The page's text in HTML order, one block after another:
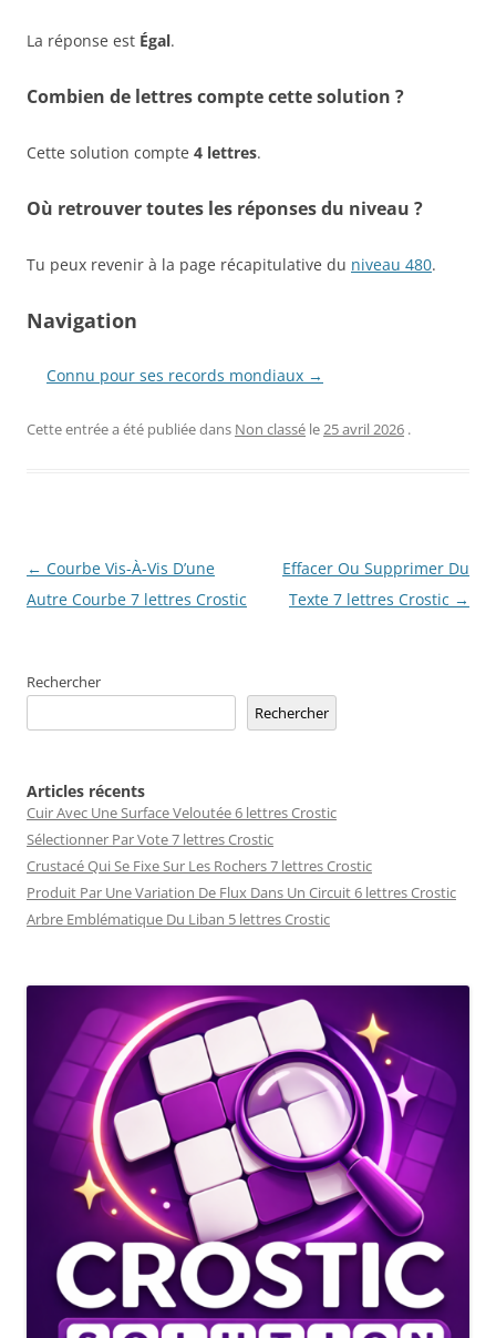
La réponse est Égal.
Combien de lettres compte cette solution ?
Cette solution compte 4 lettres.
Où retrouver toutes les réponses du niveau ?
Tu peux revenir à la page récapitulative du niveau 480.
Navigation
Connu pour ses records mondiaux →
Cette entrée a été publiée dans Non classé le25 avril 2026 .
Navigation
des
← Courbe Vis-À-Vis D’une
Autre Courbe 7 lettres Crostic
Effacer Ou Supprimer Du
Texte 7 lettres Crostic →
Rechercher
Rechercher
Articles récents
Cuir Avec Une Surface Veloutée 6 lettres Crostic
Sélectionner Par Vote 7 lettres Crostic
Crustacé Qui Se Fixe Sur Les Rochers 7 lettres Crostic
Produit Par Une Variation De Flux Dans Un Circuit 6 lettres Crostic
Arbre Emblématique Du Liban 5 lettres Crostic